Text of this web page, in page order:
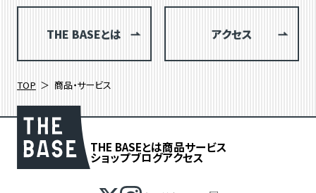
THE BASEとは アクセス
TOP 商品・サービス
THE BASEとは商品サービス
ショップブログアクセス